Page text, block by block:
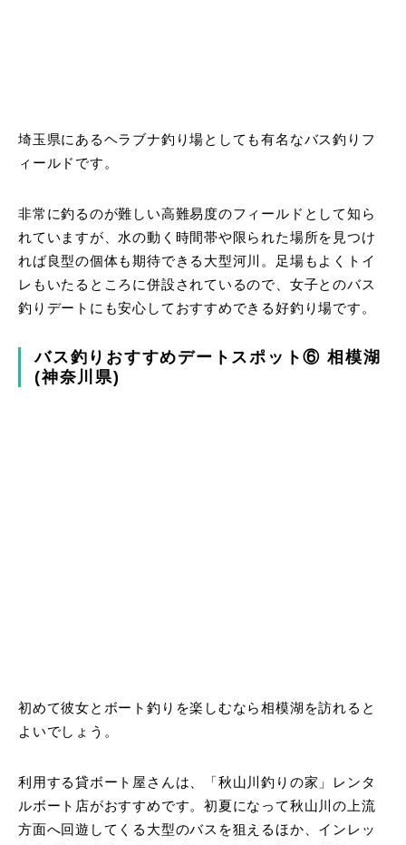
埼玉県にあるヘラブナ釣り場としても有名なバス釣りフ
ィールドです。
非常に釣るのが難しい高難易度のフィールドとして知ら
れていますが、水の動く時間帯や限られた場所を見つけ
れば良型の個体も期待できる大型河川。足場もよくトイ
レもいたるところに併設されているので、女子とのバス
釣りデートにも安心しておすすめできる好釣り場です。
バス釣りおすすめデートスポット⑥ 相模湖
(神奈川県)
初めて彼女とボート釣りを楽しむなら相模湖を訪れると
よいでしょう。
利用する貸ボート屋さんは、「秋山川釣りの家」レンタ
ルボート店がおすすめです。初夏になって秋山川の上流
方面へ回遊してくる大型のバスを狙えるほか、インレッ